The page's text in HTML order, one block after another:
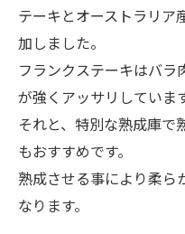
テーキとオーストラリア
加しました。
フランクステーキはバラ
が強くアッサリしていま
それと、特別な熟成庫で
もおすすめです。
熟成させる事により柔ら
なります。